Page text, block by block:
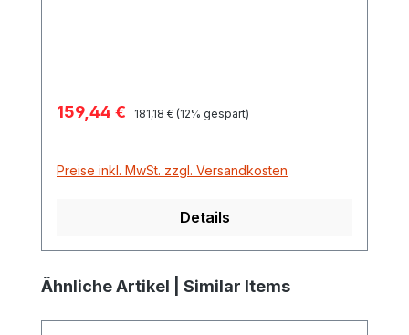
Verkaufspreis:
159,44 € Regulärer Preis:
181,18 € (12% gespart)
Preise inkl. MwSt. zzgl. Versandkosten
Details
Produktgalerie überspringen
Ähnliche Artikel | Similar Items